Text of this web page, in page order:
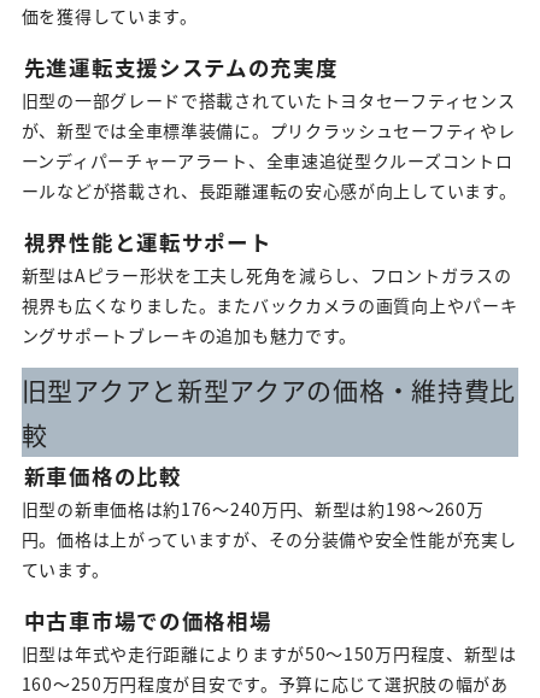
価を獲得しています。
先進運転支援システムの充実度
旧型の一部グレードで搭載されていたトヨタセーフティセンス
が、新型では全車標準装備に。プリクラッシュセーフティやレ
ーンディパーチャーアラート、全車速追従型クルーズコントロ
ールなどが搭載され、長距離運転の安心感が向上しています。
視界性能と運転サポート
新型はAピラー形状を工夫し死角を減らし、フロントガラスの
視界も広くなりました。またバックカメラの画質向上やパーキ
ングサポートブレーキの追加も魅力です。
旧型アクアと新型アクアの価格・維持費比
較
新車価格の比較
旧型の新車価格は約176〜240万円、新型は約198〜260万
円。価格は上がっていますが、その分装備や安全性能が充実し
ています。
中古車市場での価格相場
旧型は年式や走行距離によりますが50〜150万円程度、新型は
160〜250万円程度が目安です。予算に応じて選択肢の幅があ